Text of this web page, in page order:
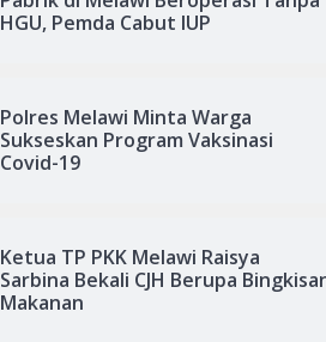
HGU, Pemda Cabut IUP
Polres Melawi Minta Warga
Sukseskan Program Vaksinasi
Covid-19
Ketua TP PKK Melawi Raisya
Sarbina Bekali CJH Berupa
Makanan